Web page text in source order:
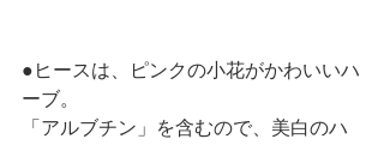
●ヒースは、ピンクの小花がかわいいハ
ーブ。
「アルブチン」を含むので、美白のハ